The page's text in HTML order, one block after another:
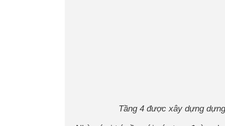
Tầng 4 được xây dựng